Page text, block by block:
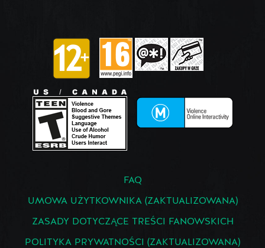
FAQ
UMOWA UŻYTKOWNIKA (ZAKTUALIZOWANA)
ZASADY DOTYCZĄCE TREŚCI FANOWSKICH
POLITYKA PRYWATNOŚCI (ZAKTUALIZOWANA)